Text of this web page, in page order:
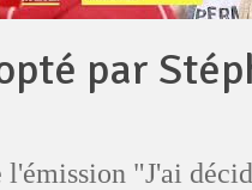
par
"J'ai